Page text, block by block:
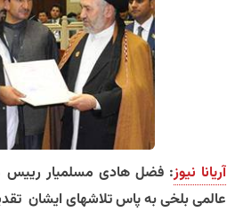
آریانا نیوز: فضل هادی مسلمیار رییس
عالمی بلخی به پاس تلاشهای ایشان